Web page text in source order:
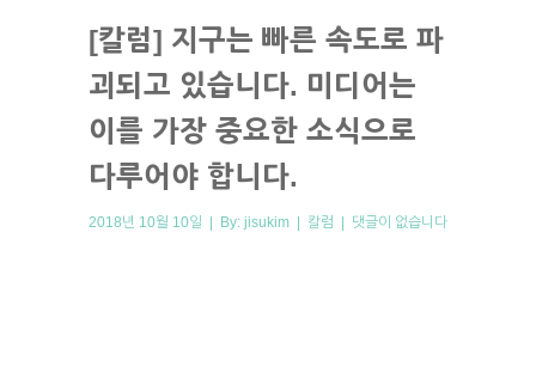
[칼럼] 지구는 빠른 속도로 파
괴되고 있습니다. 미디어는
이를 가장 중요한 소식으로
다루어야 합니다.
2018년 10월 10일 | By: jisukim | 칼럼 | 댓글이 없습니다